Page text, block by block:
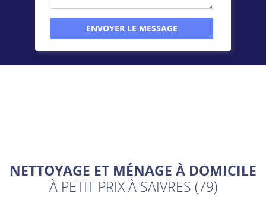
NETTOYAGE ET MÉNAGE À DOMICILE
À PETIT PRIX À SAIVRES (79)